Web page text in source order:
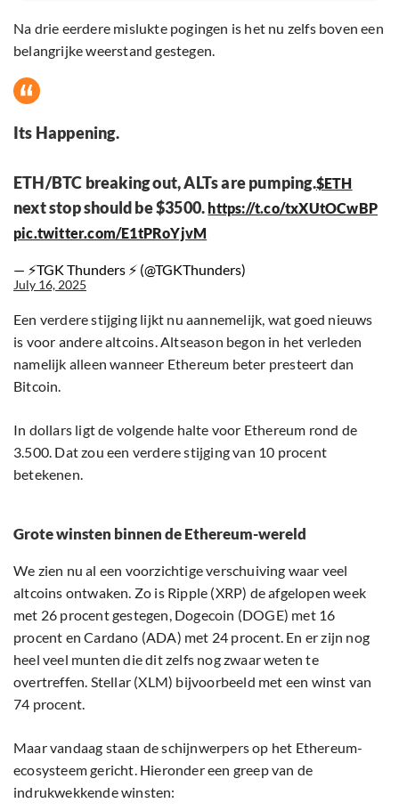
Na drie eerdere mislukte pogingen is het nu zelfs boven een
belangrijke weerstand gestegen.
Its Happening.
ETH/BTC breaking out, ALTs are pumping.$ETH
next stop should be $3500. https://t.co/txXUtOCwBP
pic.twitter.com/E1tPRoYjvM
— ⚡TGK Thunders ⚡ (@TGKThunders)
July 16, 2025
Een verdere stijging lijkt nu aannemelijk, wat goed nieuws
is voor andere altcoins. Altseason begon in het verleden
namelijk alleen wanneer Ethereum beter presteert dan
Bitcoin.
In dollars ligt de volgende halte voor Ethereum rond de
3.500. Dat zou een verdere stijging van 10 procent
betekenen.
Grote winsten binnen de Ethereum-wereld
We zien nu al een voorzichtige verschuiving waar veel
altcoins ontwaken. Zo is Ripple (XRP) de afgelopen week
met 26 procent gestegen, Dogecoin (DOGE) met 16
procent en Cardano (ADA) met 24 procent. En er zijn nog
heel veel munten die dit zelfs nog zwaar weten te
overtreffen. Stellar (XLM) bijvoorbeeld met een winst van
74 procent.
Maar vandaag staan de schijnwerpers op het Ethereum-
ecosysteem gericht. Hieronder een greep van de
indrukwekkende winsten: